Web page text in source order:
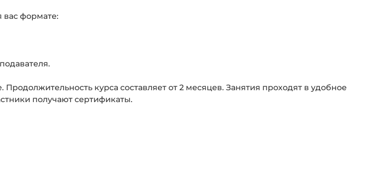
вас формате:
курса составляет от 2 месяцев. Занятия проходят в удобное
получают сертификаты.